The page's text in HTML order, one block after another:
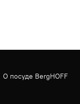
О посуде BergHOFF